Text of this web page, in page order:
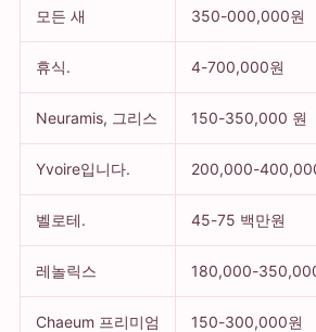
모든 새 350-000,000원
휴식. 4-700,000원
Neuramis, 그리스 150-350,000 원
Yvoire입니다. 200,000-
벨로테. 45-75 백만원
레놀릭스 180,000-
Chaeum 프리미엄 150-300,000원